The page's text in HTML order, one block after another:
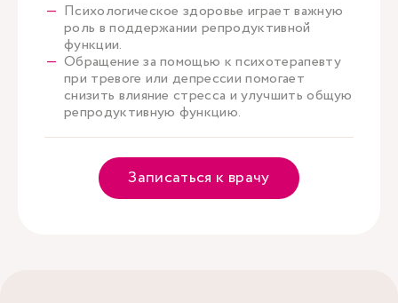
Психологическое здоровье играет важную
роль в поддержании репродуктивной
функции.
Обращение за помощью к психотерапевту
при тревоге или депрессии помогает
снизить влияние стресса и улучшить общую
репродуктивную функцию.
Записаться к врачу